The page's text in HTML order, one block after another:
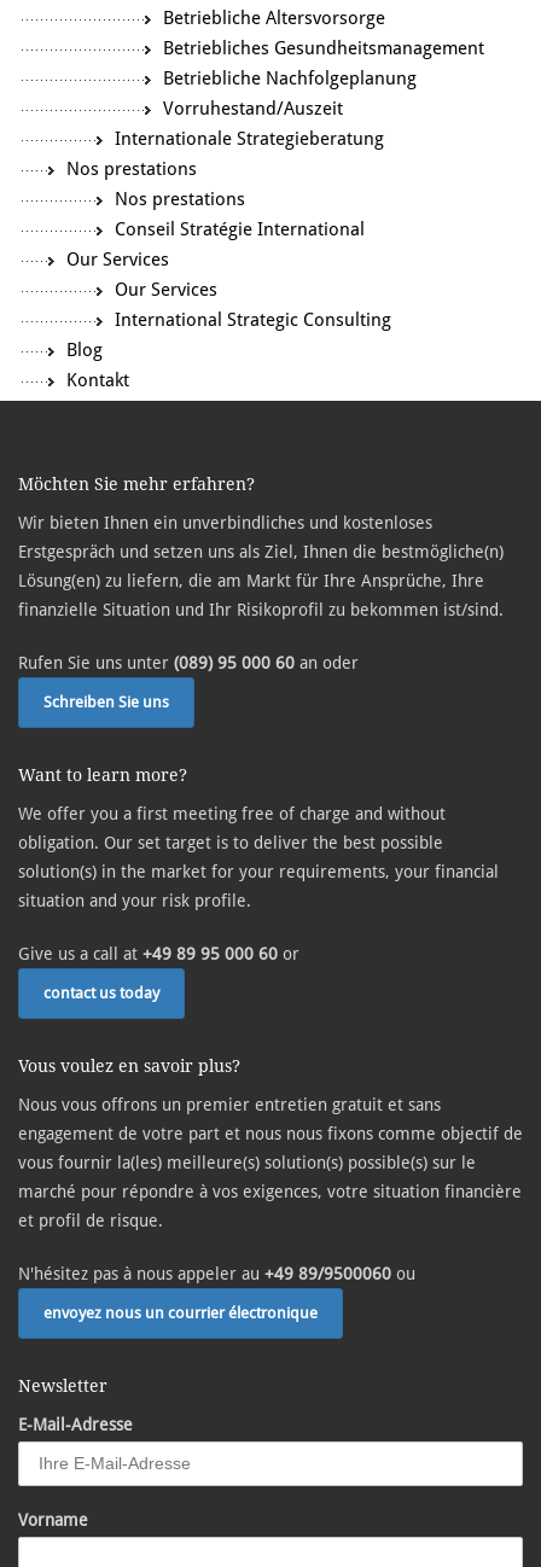
Betriebliche Altersvorsorge
Betriebliches Gesundheitsmanagement
Betriebliche Nachfolgeplanung
Vorruhestand/Auszeit
Internationale Strategieberatung
Nos prestations
Nos prestations
Conseil Stratégie International
Our Services
Our Services
International Strategic Consulting
Blog
Kontakt
Möchten Sie mehr erfahren?
Wir bieten Ihnen ein unverbindliches und kostenloses
Erstgespräch und setzen uns als Ziel, Ihnen die bestmögliche(n)
Lösung(en) zu liefern, die am Markt für Ihre Ansprüche, Ihre
finanzielle Situation und Ihr Risikoprofil zu bekommen ist/sind.
Rufen Sie uns unter (089) 95 000 60 an oder
Schreiben Sie uns
Want to learn more?
We offer you a first meeting free of charge and without
obligation. Our set target is to deliver the best possible
solution(s) in the market for your requirements, your financial
situation and your risk profile.
Give us a call at +49 89 95 000 60 or
contact us today
Vous voulez en savoir plus?
Nous vous offrons un premier entretien gratuit et sans
engagement de votre part et nous nous fixons comme objectif de
vous fournir la(les) meilleure(s) solution(s) possible(s) sur le
marché pour répondre à vos exigences, votre situation financière
et profil de risque.
N'hésitez pas à nous appeler au +49 89/9500060 ou
envoyez nous un courrier électronique
Newsletter
E-Mail-Adresse
Vorname